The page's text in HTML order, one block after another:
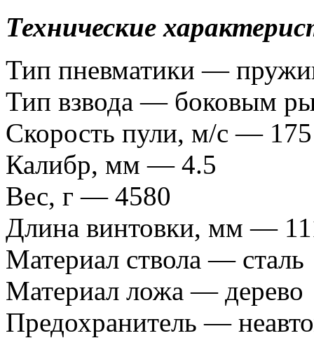
Технические
Тип пневматики —
Тип взвода — боковым
Скорость пули, м/с — 175
Калибр, мм — 4.5
Вес, г — 4580
Длина винтовки, мм —
Материал ствола — сталь
Материал ложа — дерево
Предохранитель —